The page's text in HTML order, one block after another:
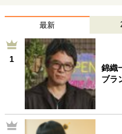
最新
1
錦織
ブラ